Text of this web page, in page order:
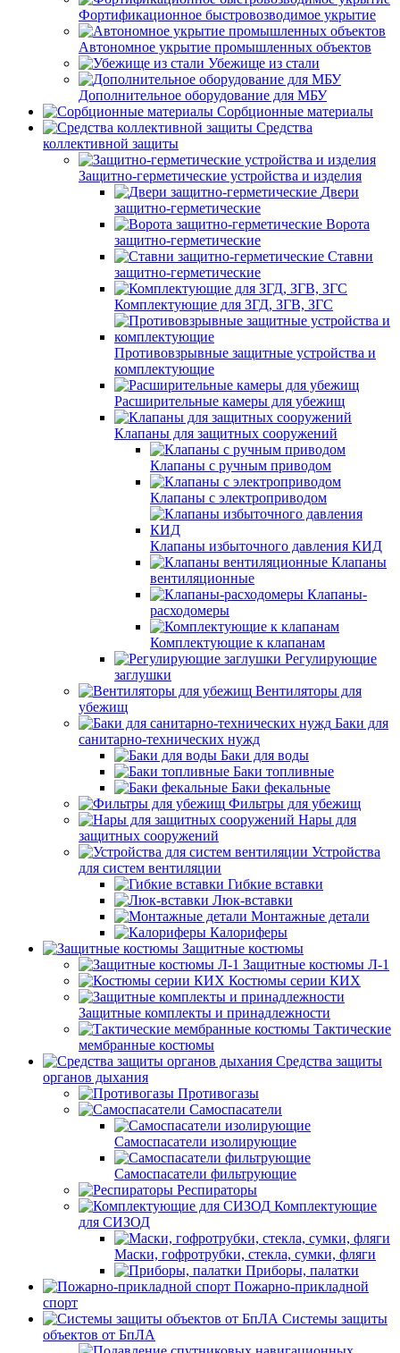
Фортификационное быстровозводимое укрытие
Автономное укрытие промышленных объектов
Убежище из стали
Дополнительное оборудование для МБУ
Сорбционные материалы
Средства
коллективной защиты
Защитно-герметические устройства и изделия
Двери
защитно-герметические
Ворота
защитно-герметические
Ставни
защитно-герметические
Комплектующие для ЗГД, ЗГВ, ЗГС
Противовзрывные защитные устройства и
комплектующие
Расширительные камеры для убежищ
Клапаны для защитных сооружений
Клапаны с ручным приводом
Клапаны с электроприводом
Клапаны избыточного давления КИД
Клапаны
вентиляционные
Клапаны-
расходомеры
Комплектующие к клапанам
Регулирующие
заглушки
Вентиляторы для
убежищ
Баки для
санитарно-технических нужд
Баки для воды
Баки топливные
Баки фекальные
Фильтры для убежищ
Нары для
защитных сооружений
Устройства
для систем вентиляции
Гибкие вставки
Люк-вставки
Монтажные детали
Калориферы
Защитные костюмы
Защитные костюмы Л-1
Костюмы серии КИХ
Защитные комплекты и принадлежности
Тактические
мембранные костюмы
Средства защиты
органов дыхания
Противогазы
Самоспасатели
Самоспасатели изолирующие
Самоспасатели фильтрующие
Респираторы
Комплектующие
для СИЗОД
Маски, гофротрубки, стекла, сумки, фляги
Приборы, палатки
Пожарно-прикладной
спорт
Системы защиты
объектов от БпЛА